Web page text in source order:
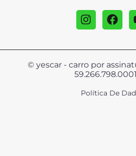
© yescar - carro por
Política De